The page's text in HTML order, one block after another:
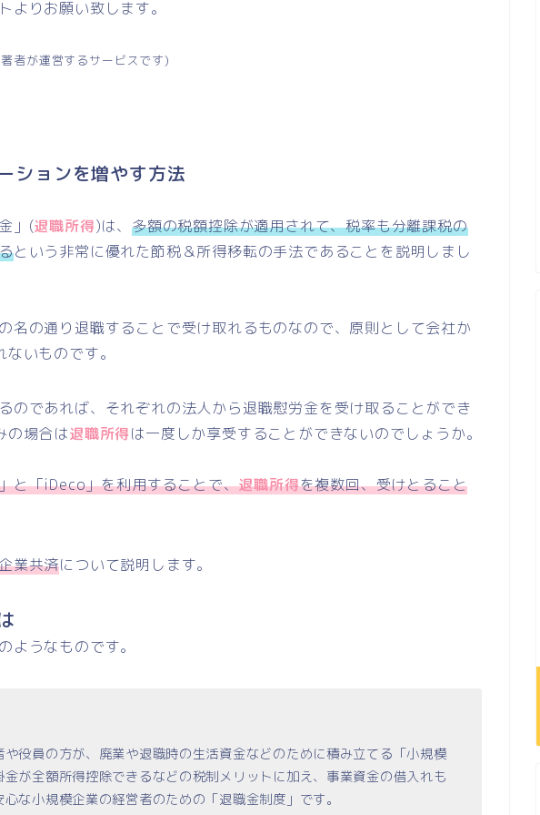
よりお願い致します。
者が運営するサービスです)
ションを増やす方法
」(退職所得)は、多額の税額控除が適用されて、税率も分離課税の
という非常に優れた節税＆所得移転の手法であることを説明しまし
名の通り退職することで受け取れるものなので、原則として会社か
いものです。
のであれば、それぞれの法人から退職慰労金を受け取ることができ
の場合は退職所得は一度しか享受することができないのでしょうか。
と「iDeco」を利用することで、退職所得を複数回、受けとること
業共済について説明します。
ようなものです。
役員の方が、廃業や退職時の生活資金などのために積み立てる「小規模
が全額所得控除できるなどの税制メリットに加え、事業資金の借入れも
な小規模企業の経営者のための「退職金制度」です。